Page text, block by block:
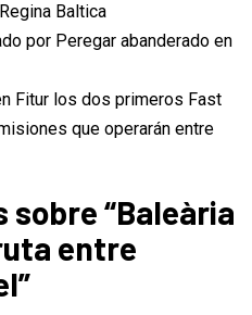
Regina Baltica
por Peregar abanderado en
Fitur los dos primeros Fast
que operarán entre
sobre “Baleària
entre
”